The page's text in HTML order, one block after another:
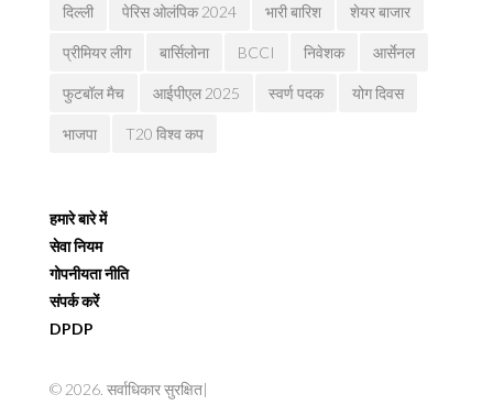
दिल्ली पेरिस ओलंपिक 2024 भारी बारिश शेयर बाजार
प्रीमियर लीग बार्सिलोना BCCI निवेशक आर्सेनल
फुटबॉल मैच आईपीएल 2025 स्वर्ण पदक योग दिवस
भाजपा T20 विश्व कप
हमारे बारे में
सेवा नियम
गोपनीयता नीति
संपर्क करें
DPDP
© 2026. सर्वाधिकार सुरक्षित|